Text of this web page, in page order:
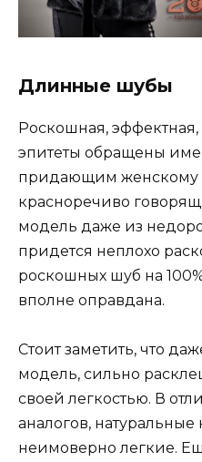
Длинные шубы
Роскошная,
эпитеты обращены
придающим женскому
красноречиво
модель даже из
придется неплохо
роскошных шуб на
вполне оправдана.
Стоит заметить, что
модель, сильно
своей легкостью. В
аналогов,
неимоверно легкие.